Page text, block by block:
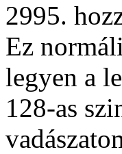
2995.
Ez
legyen a
128-as